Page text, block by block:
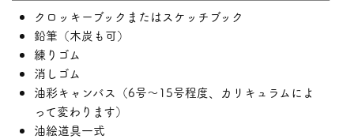
クロッキーブックまたはスケッチブック
鉛筆（木炭も可）
練りゴム
消しゴム
油彩キャンバス（6号〜15号程度、カリキュラムによ
って変わります）
油絵道具一式